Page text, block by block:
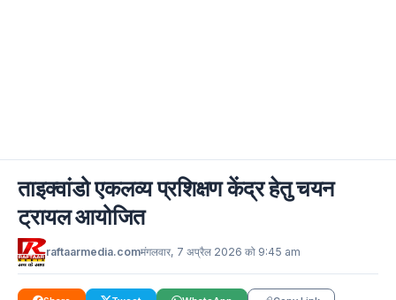
ताइक्वांडो एकलव्य प्रशिक्षण केंद्र हेतु चयन
ट्रायल आयोजित
raftaarmedia.comमंगलवार, 7 अप्रैल 2026 को 9:45 am